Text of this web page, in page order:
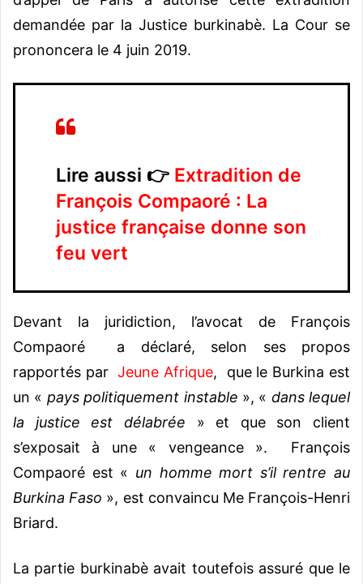
demandée par la Justice burkinabè. La Cour se
prononcera le 4 juin 2019.
Lire aussi 👉 Extradition de
François Compaoré : La
justice française donne son
feu vert
Devant la juridiction, l’avocat de François
Compaoré a déclaré, selon ses propos
rapportés par Jeune Afrique, que le Burkina est
un « pays politiquement instable », « dans lequel
la justice est délabrée » et que son client
s’exposait à une « vengeance ». François
Compaoré est « un homme mort s’il rentre au
Burkina Faso », est convaincu Me François-Henri
Briard.
La partie burkinabè avait toutefois assuré que le